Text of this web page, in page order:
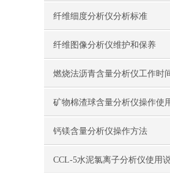
纤维细度分析仪分析标准
纤维图像分析仪维护和保养
燃烧法沥青含量分析仪工作时
度
矿物棉渣球含量分析仪操作使
钙镁含量分析仪操作方法
CCL-5水泥氯离子分析仪使用